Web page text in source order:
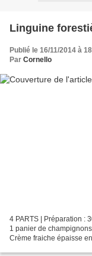
Linguine
Publié le 16/11/2014 à
Par Cornello
4 PARTS | Préparation :
1 panier de
Crème fraiche épaisse